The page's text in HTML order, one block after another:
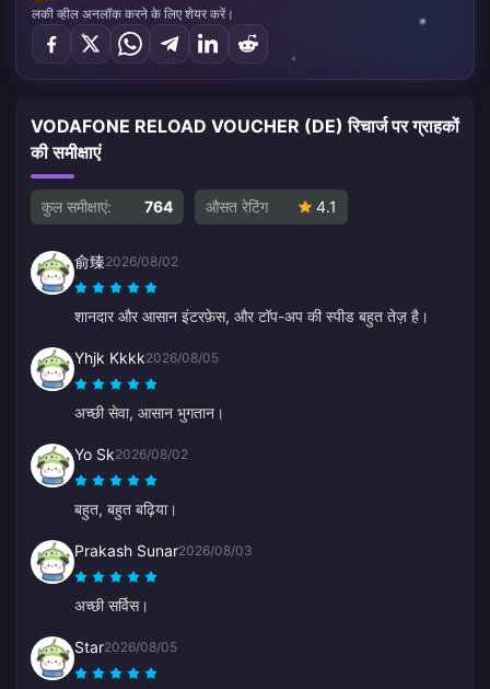
लकी व्हील अनलॉक करने के लिए शेयर करें।
VODAFONE RELOAD VOUCHER (DE) रिचार्ज पर ग्राहकों
की समीक्षाएं
कुल समीक्षाएं: 764 औसत रेटिंग 4.1
俞臻2026/08/02
शानदार और आसान इंटरफ़ेस, और टॉप-अप की स्पीड बहुत तेज़ है।
Yhjk Kkkk2026/08/05
अच्छी सेवा, आसान भुगतान।
Yo Sk2026/08/02
बहुत, बहुत बढ़िया।
Prakash Sunar2026/08/03
अच्छी सर्विस।
Star2026/08/05